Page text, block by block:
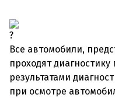
Все автомобили,
проходят
результатами
при осмотре